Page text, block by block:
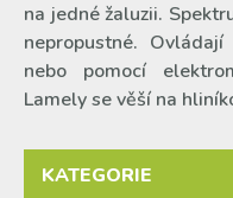
na jedné žaluzii.
nepropustné.
nebo pomocí
Lamely se věší na
KATEGORIE